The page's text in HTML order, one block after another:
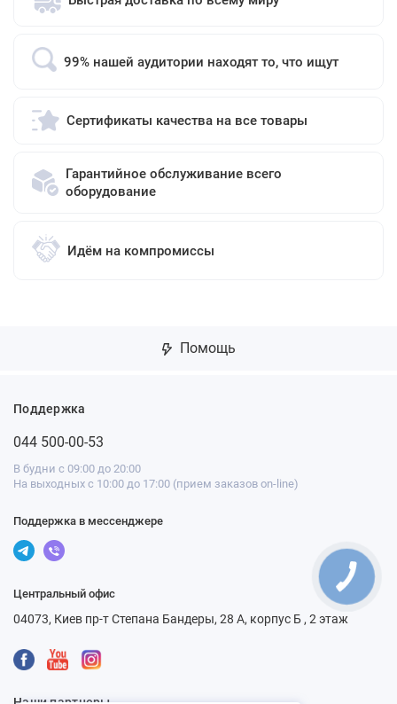
99% нашей аудитории находят то, что ищут
Сертификаты качества на все товары
Гарантийное обслуживание всего
оборудование
Идём на компромиссы
Помощь
Поддержка
044 500-00-53
В будни с 09:00 до 20:00
На выходных с 10:00 до 17:00 (прием заказов on-line)
Поддержка в мессенджере
Центральный офис
04073, Киев пр-т Степана Бандеры, 28 А, корпус Б , 2 этаж